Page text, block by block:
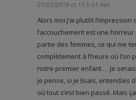
01/03/2019 at 15 h 01 min
Alors moi j’ai plutôt l’impression
l’accouchement est une
partie des femmes, ce qui me
complètement à l’heure où l’on
notre premier enfant … Je
je pense, si je lisais, entendais
où tout s’est bien passé. Mais